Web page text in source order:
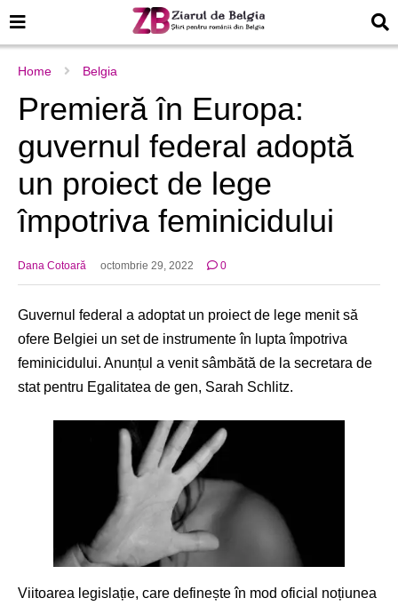
Home Belgia
Premieră în Europa:
guvernul federal adoptă
un proiect de lege
împotriva feminicidului
Dana Cotoară octombrie 29, 2022 0
Guvernul federal a adoptat un proiect de lege menit să
ofere Belgiei un set de instrumente în lupta împotriva
feminicidului. Anunțul a venit sâmbătă de la secretara de
stat pentru Egalitatea de gen, Sarah Schlitz.
Viitoarea legislație, care definește în mod oficial noțiunea